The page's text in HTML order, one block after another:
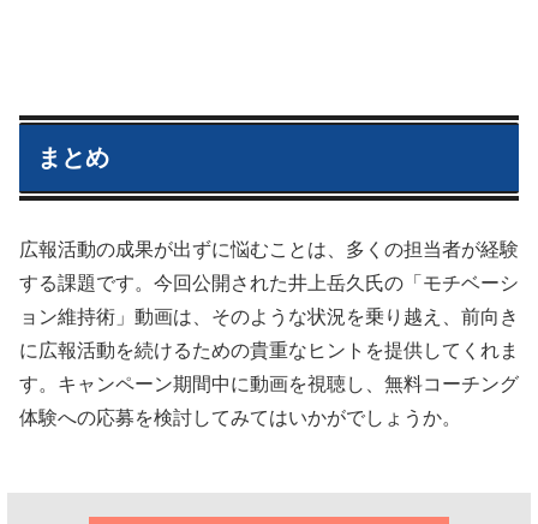
まとめ
広報活動の成果が出ずに悩むことは、多くの担当者が経験
する課題です。今回公開された井上岳久氏の「モチベーシ
ョン維持術」動画は、そのような状況を乗り越え、前向き
に広報活動を続けるための貴重なヒントを提供してくれま
す。キャンペーン期間中に動画を視聴し、無料コーチング
体験への応募を検討してみてはいかがでしょうか。